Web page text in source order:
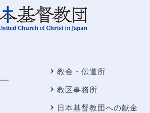
教会・伝道所
教区事務所
日本基督教団への献金